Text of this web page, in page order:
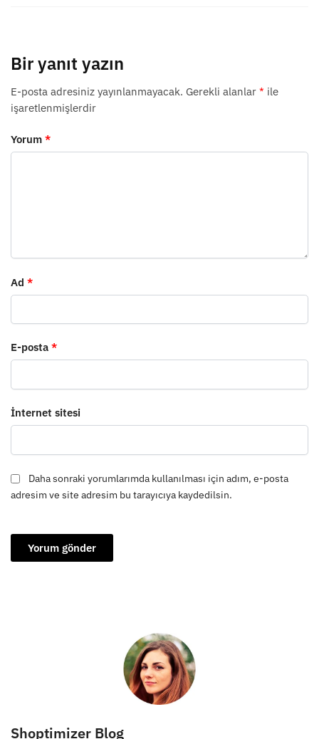
Bir yanıt yazın
E-posta adresiniz yayınlanmayacak. Gerekli alanlar * ile
işaretlenmişlerdir
Yorum *
Ad *
E-posta *
İnternet sitesi
Daha sonraki yorumlarımda kullanılması için adım, e-posta
adresim ve site adresim bu tarayıcıya kaydedilsin.
Shoptimizer Blog